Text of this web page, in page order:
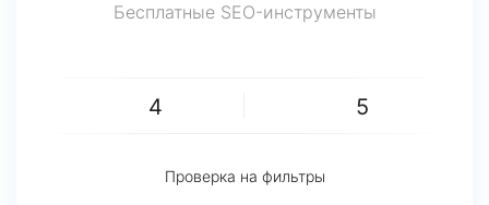
Бесплатные SEO-инструменты
4 5
Проверка на фильтры